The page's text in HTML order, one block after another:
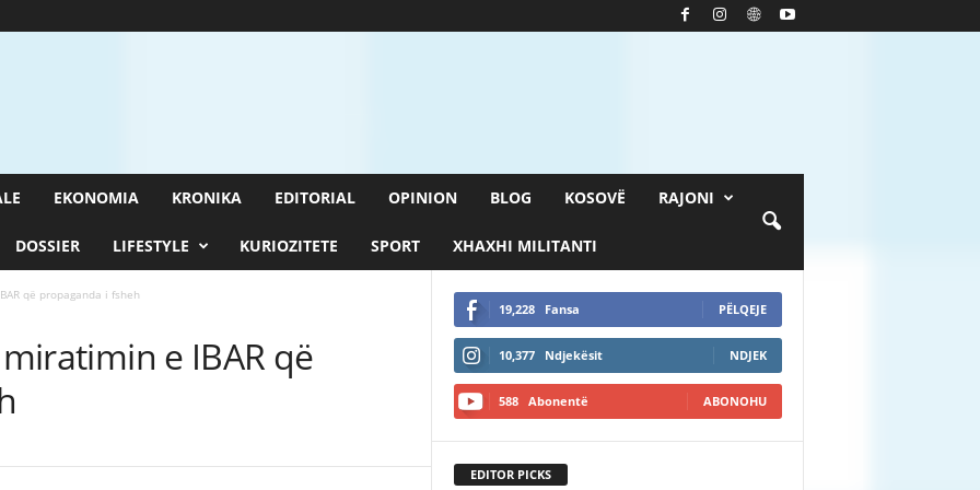
EKONOMIA KRONIKA EDITORIAL OPINION BLOG KOSOVË RAJONI
DOSSIER LIFESTYLE KURIOZITETE SPORT XHAXHI MILITANTI
që propaganda i fsheh
e IBAR që
19,228 Fansa PËLQEJE
10,377 Ndjekësit NDJEK
588 Abonentë ABONOHU
EDITOR PICKS